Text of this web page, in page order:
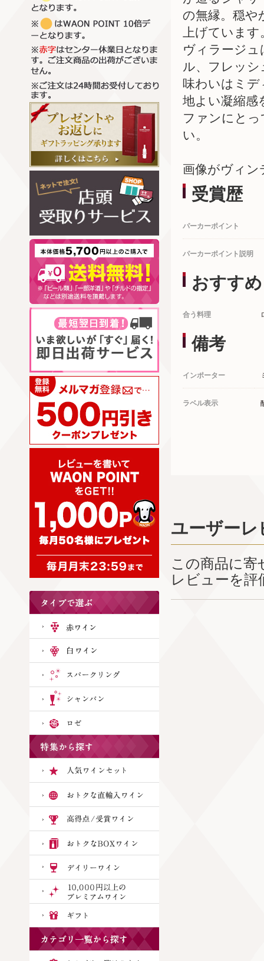
の無縁。穏や
上げていま
ヴィラージ
ル、フレッ
味わいはミ
地よい凝縮感
ファンにと
い。
画像がヴィン
受賞歴
パーカーポイント
パーカーポイント説明
おすすめ
合う料理
備考
インポーター
ラベル表示
ユーザーレ
この商品に
レビューを評